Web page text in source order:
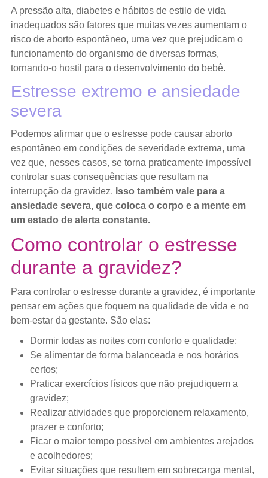
A pressão alta, diabetes e hábitos de estilo de vida
inadequados são fatores que muitas vezes aumentam o
risco de aborto espontâneo, uma vez que prejudicam o
funcionamento do organismo de diversas formas,
tornando-o hostil para o desenvolvimento do bebê.
Estresse extremo e ansiedade
severa
Podemos afirmar que o estresse pode causar aborto
espontâneo em condições de severidade extrema, uma
vez que, nesses casos, se torna praticamente impossível
controlar suas consequências que resultam na
interrupção da gravidez. Isso também vale para a
ansiedade severa, que coloca o corpo e a mente em
um estado de alerta constante.
Como controlar o estresse
durante a gravidez?
Para controlar o estresse durante a gravidez, é importante
pensar em ações que foquem na qualidade de vida e no
bem-estar da gestante. São elas:
Dormir todas as noites com conforto e qualidade;
Se alimentar de forma balanceada e nos horários
certos;
Praticar exercícios físicos que não prejudiquem a
gravidez;
Realizar atividades que proporcionem relaxamento,
prazer e conforto;
Ficar o maior tempo possível em ambientes arejados
e acolhedores;
Evitar situações que resultem em sobrecarga mental,